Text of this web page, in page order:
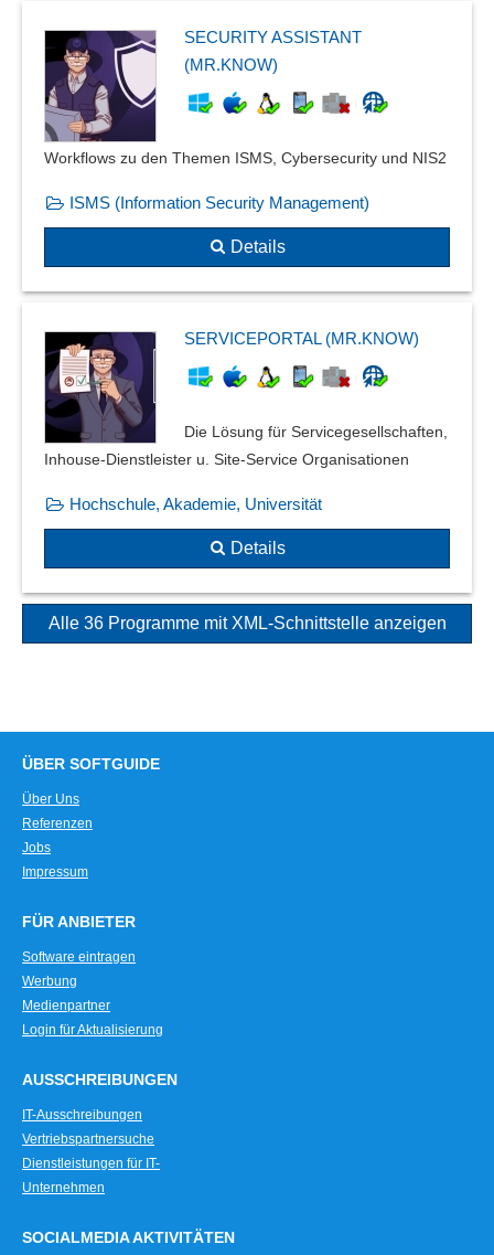
SECURITY ASSISTANT
(MR.KNOW)
Workflows zu den Themen ISMS, Cybersecurity und NIS2
ISMS (Information Security Management)
Details
SERVICEPORTAL (MR.KNOW)
Die Lösung für Servicegesellschaften,
Inhouse-Dienstleister u. Site-Service Organisationen
Hochschule, Akademie, Universität
Details
Alle 36 Programme mit XML-Schnittstelle anzeigen
ÜBER SOFTGUIDE
Über Uns
Referenzen
Jobs
Impressum
FÜR ANBIETER
Software eintragen
Werbung
Medienpartner
Login für Aktualisierung
AUSSCHREIBUNGEN
IT-Ausschreibungen
Vertriebspartnersuche
Dienstleistungen für IT-
Unternehmen
SOCIALMEDIA AKTIVITÄTEN